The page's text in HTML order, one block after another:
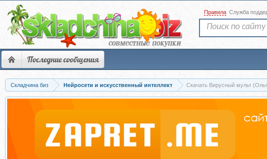
Последние сообщения
Правила Служба
Складчина биз Нейросети и искусственный интеллект Скачать Вирусный мульт